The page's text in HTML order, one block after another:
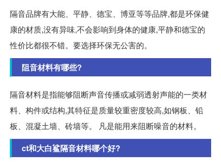
隔音品牌有大能、平静、德宝、博亚等等品牌,都是环保健
康的材质,没有异味,不会影响到身体的健康,平静和德宝的
性价比都很不错。要选择环保无公害的。
阻音材料有哪些?
隔音材料是指能够阻断声音传播或减弱透射声能的一类材
料、构件或结构,其特征是质量较重密度较高,如钢板、铅
板、混凝土墙、砖墙等。 凡是能用来阻断噪音的材料。
ct和大白鲨隔音材料哪个好?